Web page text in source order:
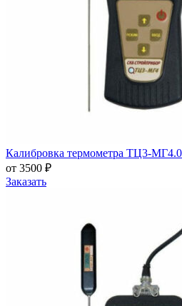
Калибровка термометра ТЦ3-
от 3500 ₽
Заказать